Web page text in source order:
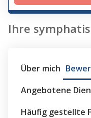
Ihre
Über mich
Angebotene
Häufig gestellte